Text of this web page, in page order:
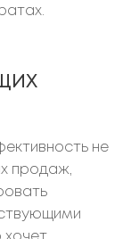
не
продаж,
хочет